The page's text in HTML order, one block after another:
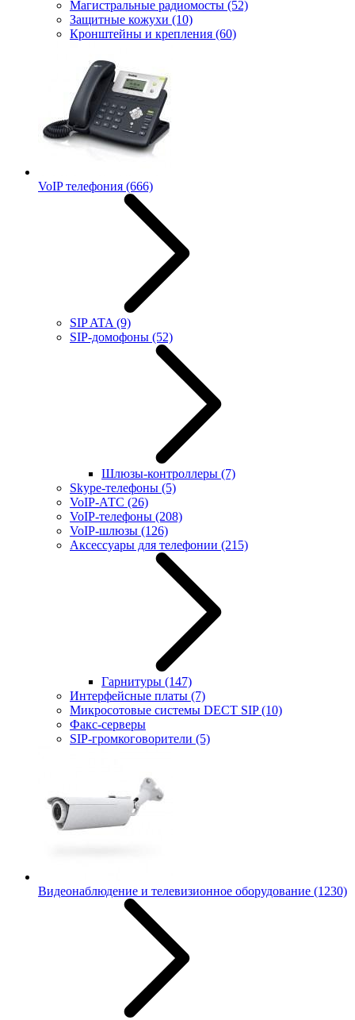
Магистральные радиомосты (52)
Защитные кожухи (10)
Кронштейны и крепления (60)
VoIP телефония (666)
SIP ATA (9)
SIP-домофоны (52)
Шлюзы-контроллеры (7)
Skype-телефоны (5)
VoIP-АТС (26)
VoIP-телефоны (208)
VoIP-шлюзы (126)
Аксессуары для телефонии (215)
Гарнитуры (147)
Интерфейсные платы (7)
Микросотовые системы DECT SIP(10)
Факс-серверы
SIP-громкоговорители (5)
Видеонаблюдение и телевизионное оборудование (1230)